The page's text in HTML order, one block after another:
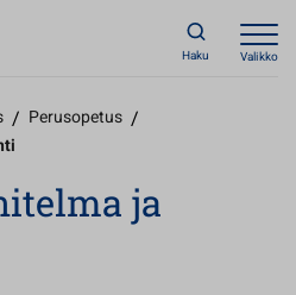
Haku Valikko
/ Perusopetus /
ja